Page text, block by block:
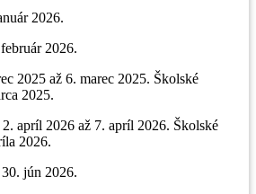
2026.
2026.
2025 až 6. marec 2025. Školské
2025.
2. apríl 2026 až 7. apríl 2026. Školské
2026.
30. jún 2026.